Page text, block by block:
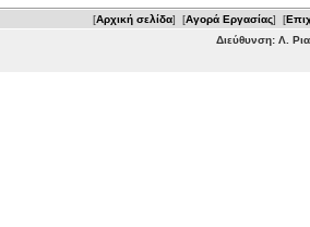
[Αρχική σελίδα] [Αγορά Εργασίας] [
Διεύθυνση: Λ.